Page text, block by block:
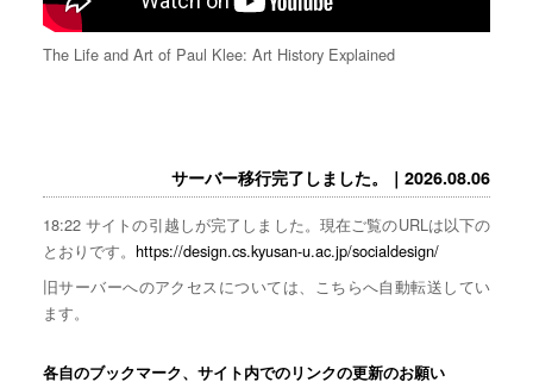
The Life and Art of Paul Klee: Art History Explained
サーバー移行完了しました。｜2026.08.06
18:22 サイトの引越しが完了しました。現在ご覧のURLは以下の
とおりです。 https://design.cs.kyusan-u.ac.jp/socialdesign/
旧サーバーへのアクセスについては、こちらへ自動転送してい
ます。
各自のブックマーク、サイト内でのリンクの更新のお願い